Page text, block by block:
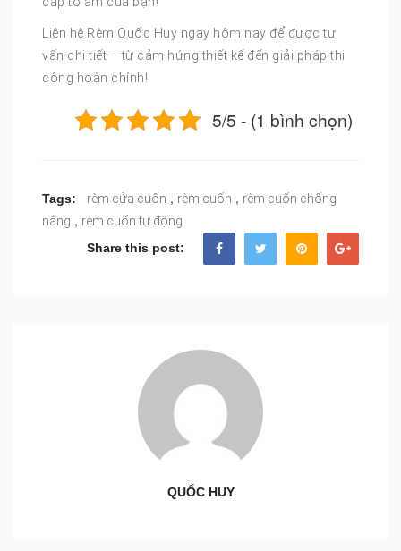
Liên hệ Rèm Quốc Huy ngay hôm nay để được tư
vấn chi tiết – từ cảm hứng thiết kế đến giải pháp thi
công hoàn chỉnh!
5/5 - (1 bình chọn)
Tags: rèm cửa cuốn , rèm cuốn , rèm cuốn chống
nắng , rèm cuốn tự động
Share this post:
QUỐC HUY